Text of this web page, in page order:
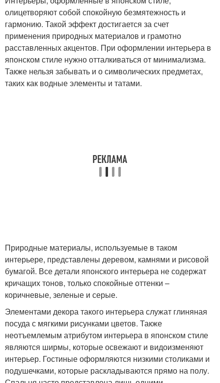
олицетворяют собой спокойную безмятежность и
гармонию. Такой эффект достигается за счет
применения природных материалов и грамотно
расставленных акцентов. При оформлении интерьера в
японском стиле нужно отталкиваться от минимализма.
Также нельзя забывать и о символических предметах,
таких как водные элементы и татами.
Природные материалы, используемые в таком
интерьере, представлены деревом, камнями и рисовой
бумагой. Все детали японского интерьера не содержат
кричащих тонов, только спокойные оттенки –
коричневые, зеленые и серые.
Элементами декора такого интерьера служат глиняная
посуда с мягкими рисунками цветов. Также
неотъемлемым атрибутом интерьера в японском стиле
являются ширмы, которые освежают и видоизменяют
интерьер. Гостиные оформляются низкими столиками и
подушечками, которые раскладываются прямо на полу.